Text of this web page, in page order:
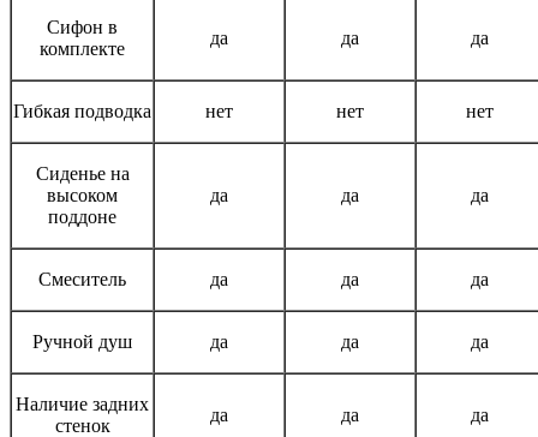
Сифон в
комплекте
да да да
Гибкая подводка нет нет нет
Сиденье на
высоком
поддоне
да да да
Смеситель да да да
Ручной душ да да да
Наличие задних
стенок
да да да